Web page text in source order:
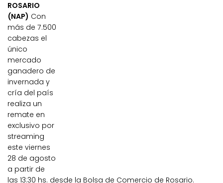
ROSARIO
(NAP) Con
más de 7.500
cabezas el
único
mercado
ganadero de
invernada y
cría del país
realiza un
remate en
exclusivo por
streaming
este viernes
28 de agosto
a partir de
las 13:30 hs. desde la Bolsa de Comercio de Rosario.